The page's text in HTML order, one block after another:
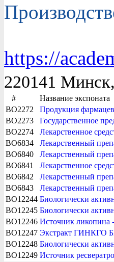
https://
220141
#
Название экспоната
BO2272
Продукция
BO2273
Государственное
BO2274
Лекарственное
BO6834
Лекарственный
BO6840
Лекарственный
BO6841
Лекарственное
BO6842
Лекарственный
BO6843
Лекарственный
BO12244 Биологически
BO12245 Биологически
BO12246 Источник ликопина
BO12247 Экстракт ГИНКГО
BO12248 Биологически
BO12249 Источник